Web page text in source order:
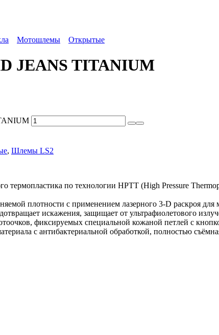
Мотошлемы Открытые
JEANS TITANIUM
, Шлемы LS2
термопластика по технологии HPTT (High Pressure
плотности с применением лазерного 3-D раскроя
искажения, защищает от ультрафиолетового
фиксируемых специальной кожаной петлей с
с антибактериальной обработкой, полностью